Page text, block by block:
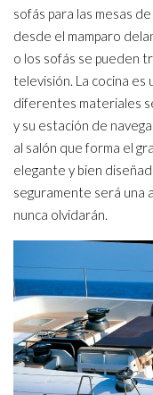
sofás para las mesas
desde el mamparo
o los sofás se pueden
televisión. La cocina
diferentes materiales
y su estación de
al salón que forma el
elegante y bien
seguramente será una
nunca olvidarán.